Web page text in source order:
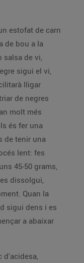
estofat de carn
de bou a la
salsa de vi,
sigui el vi,
lligar
de negres
molt més
és fer una
de tenir una
lent: fes
45-50 grams,
dissolgui,
Quan la
sigui dens i es
a abaixar
d'acidesa,